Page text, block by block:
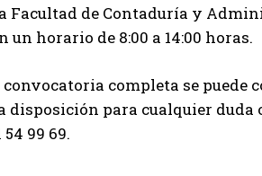
Facultad de Contaduría y
un horario de 8:00 a 14:00 horas.
completa se puede
disposición para cualquier
99 69.